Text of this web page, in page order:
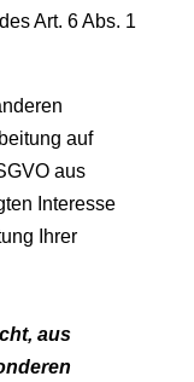
Art. 6 Abs. 1
auf
aus
Interesse
Ihrer
aus